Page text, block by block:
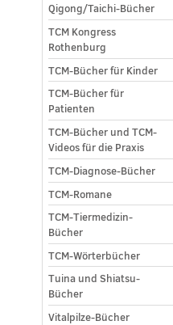
Qigong/Taichi-Bücher
TCM Kongress
Rothenburg
TCM-Bücher für Kinder
TCM-Bücher für
Patienten
TCM-Bücher und TCM-
Videos für die Praxis
TCM-Diagnose-Bücher
TCM-Romane
TCM-Tiermedizin-
Bücher
TCM-Wörterbücher
Tuina und Shiatsu-
Bücher
Vitalpilze-Bücher